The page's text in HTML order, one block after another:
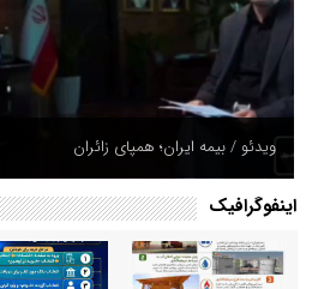
ویدئو / بیمه ایران؛ همپای زائران
اینفوگرافیک